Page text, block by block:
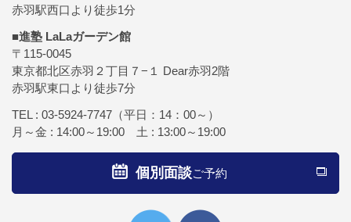
赤羽駅西口より徒歩1分
■進塾 LaLaガーデン館
〒115-0045
東京都北区赤羽２丁目７−１ Dear赤羽2階
赤羽駅東口より徒歩7分
TEL : 03-5924-7747 （平日：14：00～）
月～金 : 14:00～19:00 土 : 13:00～19:00
個別面談ご予約